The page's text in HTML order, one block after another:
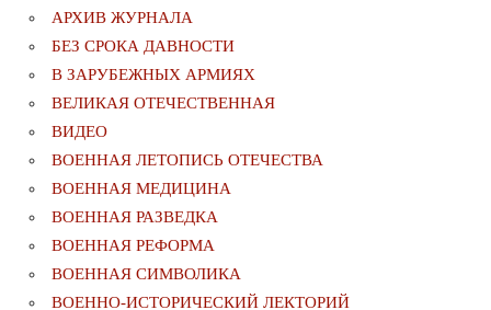
АРХИВ ЖУРНАЛА
БЕЗ СРОКА ДАВНОСТИ
В ЗАРУБЕЖНЫХ АРМИЯХ
ВЕЛИКАЯ ОТЕЧЕСТВЕННАЯ
ВИДЕО
ВОЕННАЯ ЛЕТОПИСЬ ОТЕЧЕСТВА
ВОЕННАЯ МЕДИЦИНА
ВОЕННАЯ РАЗВЕДКА
ВОЕННАЯ РЕФОРМА
ВОЕННАЯ СИМВОЛИКА
ВОЕННО-ИСТОРИЧЕСКИЙ ЛЕКТОРИЙ